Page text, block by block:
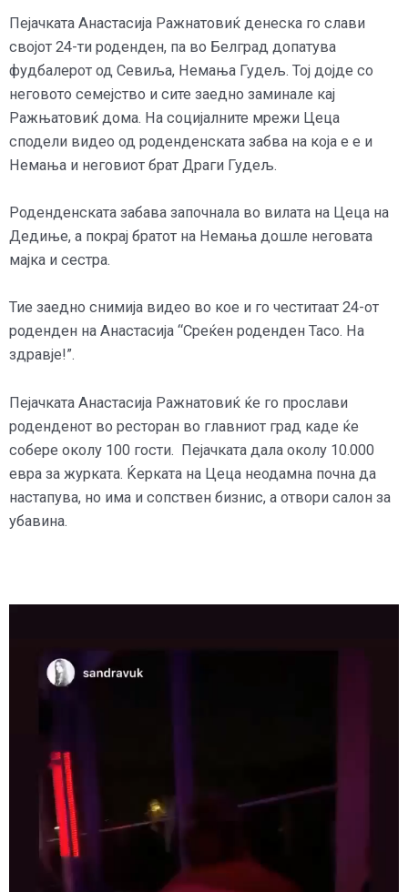
Пејачката Анастасија Ражнатовиќ денеска го слави
својот 24-ти роденден, па во Белград допатува
фудбалерот од Севиља, Немања Гудељ. Тој дојде со
неговото семејство и сите заедно заминале кај
Ражњатовиќ дома. На социјалните мрежи Цеца
сподели видео од роденденската забва на која е е и
Немања и неговиот брат Драги Гудељ.
Роденденската забава започнала во вилата на Цеца на
Дедиње, а покрај братот на Немања дошле неговата
мајка и сестра.
Тие заедно снимија видео во кое и го честитаат 24-от
роденден на Анастасија “Среќен роденден Тасо. На
здравје!”.
Пејачката Анастасија Ражнатовиќ ќе го прослави
роденденот во ресторан во главниот град каде ќе
собере околу 100 гости. Пејачката дала околу 10.000
евра за журката. Ќерката на Цеца неодамна почна да
настапува, но има и сопствен бизнис, а отвори салон за
убавина.